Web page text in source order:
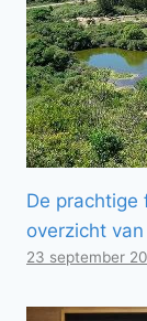
De prachtige
overzicht
23 september